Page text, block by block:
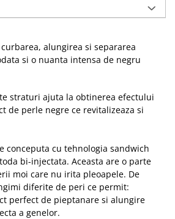
alungirea si separarea
si o nuanta intensa de negru
straturi ajuta la obtinerea efectului
de perle negre ce revitalizeaza si
conceputa cu tehnologia sandwich
bi-injectata. Aceasta are o parte
moi care nu irita pleoapele. De
diferite de peri ce permit:
perfect de pieptanare si alungire
a genelor.